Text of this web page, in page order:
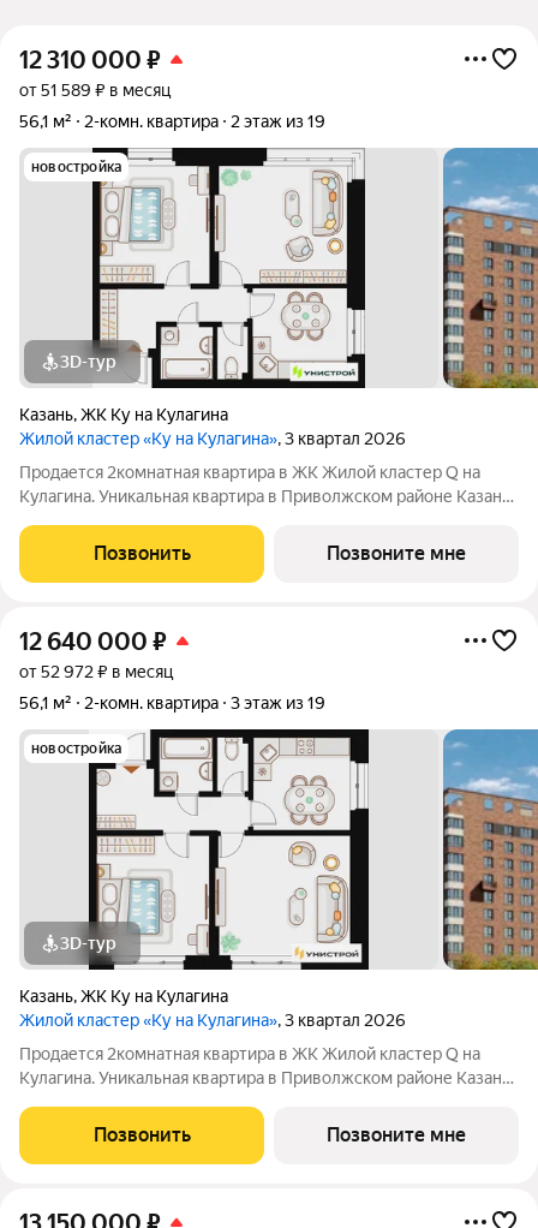
12 310 000 ₽
от 51 589 ₽ в месяц
56,1 м²
2-комн. квартира 2 этаж из 19
новостройка
3D-тур
Казань,ЖК Ку на Кулагина
Жилой кластер «Ку на Кулагина», 3 квартал 2026
Продается 2комнатная квартира в ЖК Жилой кластер Q на
Кулагина. Уникальная квартира в Приволжском районе Казани,
Собственный детский сад, школа, дворы-парки с сенсорными
игровыми и
Позвонить Позвоните мне
12 640 000 ₽
от 52 972 ₽ в месяц
56,1 м²
2-комн. квартира 3 этаж из 19
новостройка
3D-тур
Казань,ЖК Ку на Кулагина
Жилой кластер «Ку на Кулагина», 3 квартал 2026
Продается 2комнатная квартира в ЖК Жилой кластер Q на
Кулагина. Уникальная квартира в Приволжском районе Казани,
Собственный детский сад, школа, дворы-парки с сенсорными
игровыми и
Позвонить Позвоните мне